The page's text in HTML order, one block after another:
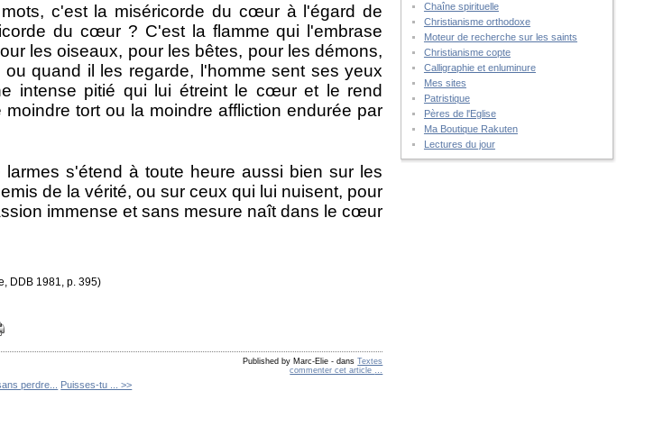
c'est la miséricorde du cœur à l'égard de
du cœur ? C'est la flamme qui l'embrase
les oiseaux, pour les bêtes, pour les démons,
quand il les regarde, l'homme sent ses yeux
intense pitié qui lui étreint le cœur et le rend
tort ou la moindre affliction endurée par
s'étend à toute heure aussi bien sur les
de la vérité, ou sur ceux qui lui nuisent, pour
immense et sans mesure naît dans le cœur
DDB 1981, p. 395)
Published by Marc-Elie - dansTextes
commenter cet article
perdre... Puisses-tu ... >>
Chaîne spirituelle
Christianisme orthodoxe
Moteur de recherche sur les saints
Christianisme copte
Calligraphie et enluminure
Mes sites
Patristique
Pères de l'Eglise
Ma Boutique Rakuten
Lectures du jour